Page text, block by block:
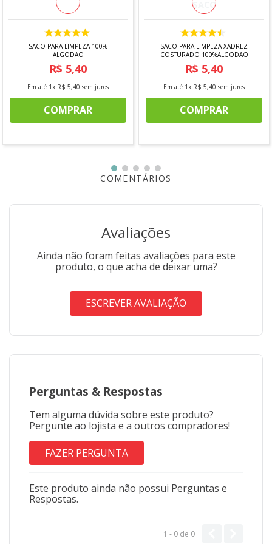
Capacidade:90ml
Contém:1 Saleiro/Pimenteiro vidro preto
*IMAGEM MERAMENTE ILUSTRATIVA
SACO PARA LIMPEZA 100%
ALGODAO
R$ 5,40
Em até 1x R$ 5,40 sem juros
COMPRAR
SACO PARA LIMPEZA XADREZ
COSTURADO 100%ALGODAO
R$ 5,40
Em até 1x R$ 5,40 sem juros
COMPRAR
COMENTÁRIOS
Avaliações
Ainda não foram feitas avaliações para este
produto, o que acha de deixar uma?
ESCREVER AVALIAÇÃO
Perguntas & Respostas
Tem alguma dúvida sobre este produto?
Pergunte ao lojista e a outros compradores!
FAZER PERGUNTA
Este produto ainda não possui Perguntas e
Respostas.
1 - 0 de 0